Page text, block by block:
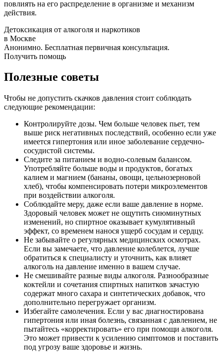
повлиять на его распределение в организме и механизм
действия.
Детоксикация от алкоголя и наркотиков
в Москве
Анонимно. Бесплатная первичная консультация.
Получить помощь
Полезные советы
Чтобы не допустить скачков давления стоит соблюдать
следующие рекомендации:
Контролируйте дозы. Чем больше человек пьет, тем
выше риск негативных последствий, особенно если уже
имеется гипертония или иное заболевание сердечно-
сосудистой системы.
Следите за питанием и водно-солевым балансом.
Употребляйте больше воды и продуктов, богатых
калием и магнием (бананы, овощи, цельнозерновой
хлеб), чтобы компенсировать потери микроэлементов
при воздействии алкоголя.
Соблюдайте меру, даже если ваше давление в норме.
Здоровый человек может не ощутить сиюминутных
изменений, но спиртное оказывает кумулятивный
эффект, со временем нанося ущерб сосудам и сердцу.
Не забывайте о регулярных медицинских осмотрах.
Если вы замечаете, что давление колеблется, лучше
обратиться к специалисту и уточнить, как влияет
алкоголь на давление именно в вашем случае.
Не смешивайте разные виды алкоголя. Разнообразные
коктейли и сочетания спиртных напитков зачастую
содержат много сахара и синтетических добавок, что
дополнительно перегружает организм.
Избегайте самолечения. Если у вас диагностирована
гипертония или иная болезнь, связанная с давлением, не
пытайтесь «корректировать» его при помощи алкоголя.
Это может привести к усилению симптомов и поставить
под угрозу ваше здоровье и жизнь.